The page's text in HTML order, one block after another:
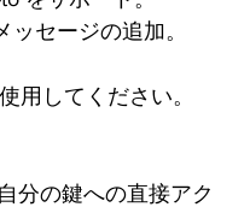
セージの追加。
用してください。
分の鍵への直接アク